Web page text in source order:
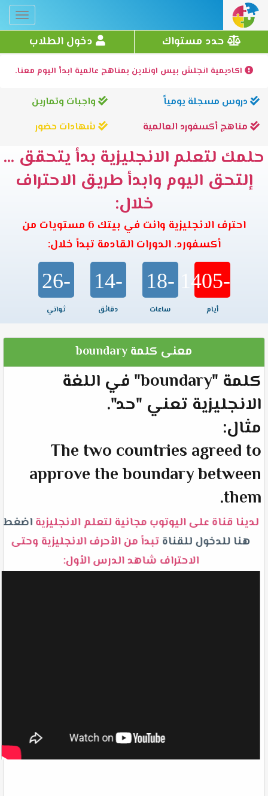
حدد مستواك دخول الطلاب
اكاديمية انجلش بيس اونلاين بمناهج عالمية ابدأ اليوم معنا.
دروس مسجلة يومياً
واجبات وتمارين
مناهج أكسفورد العالمية
شهادات حضور
حلمك لتعلم الانجليزية بدأ يتحقق ...
إلتحق اليوم وابدأ طريق الاحتراف
خلال:
احترف الانجليزية وانت في بيتك 6 مستويات من
أكسفورد. الدورات القادمة تبدأ خلال:
-1405
أيام
-18
ساعات
-14
دقائق
-26
ثواني
معنى كلمة boundary
كلمة "boundary" في اللغة
الانجليزية تعني "حد".
مثال:
The two countries agreed to
approve the boundary between
them.
لدينا قناة على اليوتوب مجانية لتعلم الانجليزية اضغط
هنا للدخول للقناةتبدأ من الأحرف الانجليزية وحتى
الاحتراف شاهد الدرس الأول: